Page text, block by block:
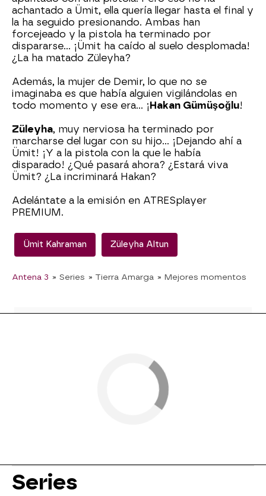
achantado a Ümit, ella quería llegar hasta el final y
la ha seguido presionando. Ambas han
forcejeado y la pistola ha terminado por
dispararse... ¡Ümit ha caído al suelo desplomada!
¿La ha matado Züleyha?
Además, la mujer de Demir, lo que no se
imaginaba es que había alguien vigilándolas en
todo momento y ese era... ¡Hakan Gümüşoğlu!
Züleyha, muy nerviosa ha terminado por
marcharse del lugar con su hijo... ¡Dejando ahí a
Ümit! ¡Y a la pistola con la que le había
disparado! ¿Qué pasará ahora? ¿Estará viva
Ümit? ¿La incriminará Hakan?
Adelántate a la emisión en ATRESplayer
PREMIUM.
Ümit Kahraman Züleyha Altun
Antena 3 » Series » Tierra Amarga » Mejores momentos
Series